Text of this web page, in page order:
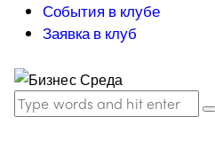
События в клубе
Заявка в клуб